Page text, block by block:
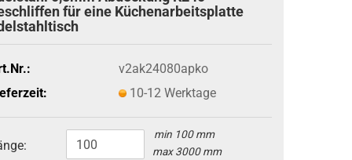
für eine Küchenarbeitsplatte
v2ak24080apko
10-12 Werktage
min 100 mm
max 3000 mm